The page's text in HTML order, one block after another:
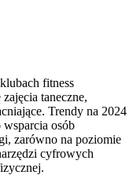
fitness
taneczne,
Trendy na 2024
osób
zarówno na poziomie
cyfrowych